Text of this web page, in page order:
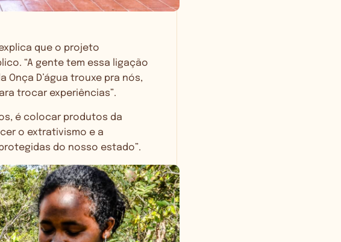
que o projeto
“A gente tem essa ligação
Onça D’água trouxe pra nós,
trocar experiências”.
é colocar produtos da
o extrativismo e a
do nosso estado”.